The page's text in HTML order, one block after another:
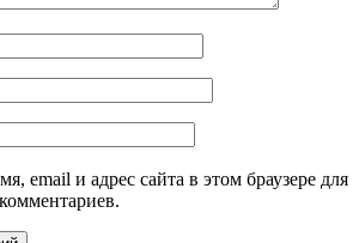
email и адрес сайта в этом браузере для